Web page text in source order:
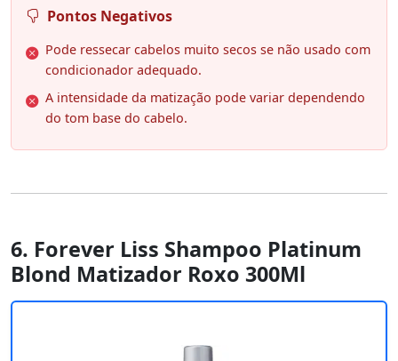
Pontos Negativos
Pode ressecar cabelos muito secos se não usado com
condicionador adequado.
A intensidade da matização pode variar dependendo
do tom base do cabelo.
6. Forever Liss Shampoo Platinum
Blond Matizador Roxo 300Ml